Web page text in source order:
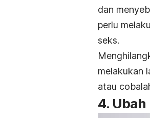
dan
perlu
seks.
melakukan
atau
4.